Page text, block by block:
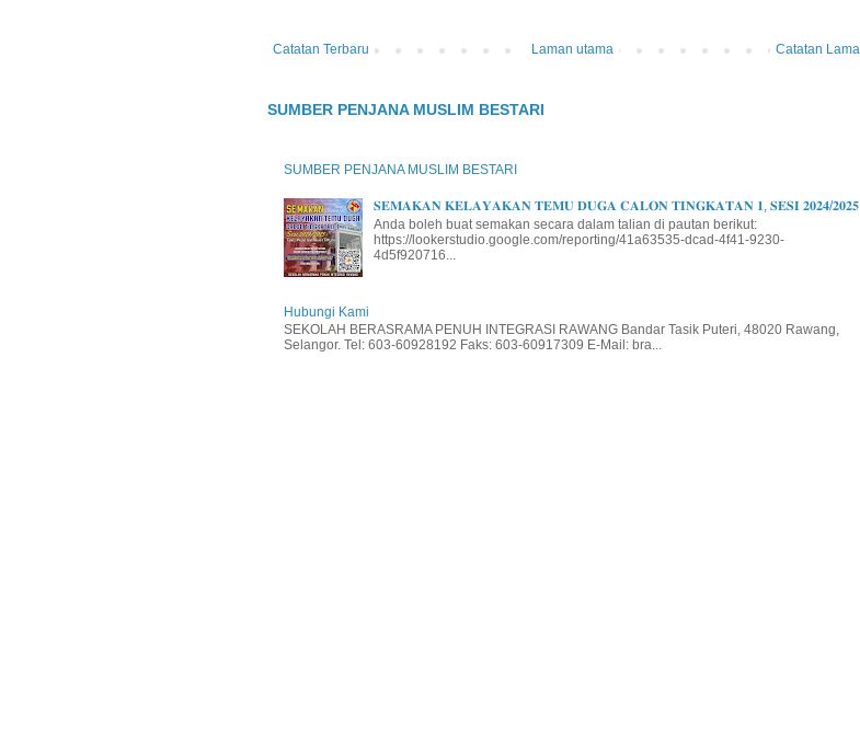
Catatan Terbaru Catatan Lama
Laman utama
SUMBER PENJANA MUSLIM BESTARI
SUMBER PENJANA MUSLIM BESTARI
𝐒𝐄𝐌𝐀𝐊𝐀𝐍 𝐊𝐄𝐋𝐀𝐘𝐀𝐊𝐀𝐍 𝐓𝐄𝐌𝐔 𝐃𝐔𝐆𝐀 𝐂𝐀𝐋𝐎𝐍 𝐓𝐈𝐍𝐆𝐊𝐀𝐓𝐀𝐍 𝟏, 𝐒𝐄𝐒𝐈 𝟐𝟎𝟐𝟒/𝟐𝟎𝟐𝟓
Anda boleh buat semakan secara dalam talian di pautan berikut:
https://lookerstudio.google.com/reporting/41a63535-dcad-4f41-9230-
4d5f920716...
Hubungi Kami
SEKOLAH BERASRAMA PENUH INTEGRASI RAWANG Bandar Tasik Puteri, 48020 Rawang,
Selangor. Tel: 603-60928192 Faks: 603-60917309 E-Mail: bra...